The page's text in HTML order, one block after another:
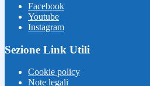
Facebook
Youtube
Instagram
Sezione Link Utili
Cookie policy
Note legali